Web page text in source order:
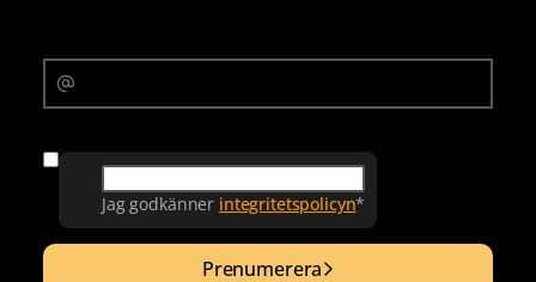
Jag godkänner integritetspolicyn*
Prenumerera